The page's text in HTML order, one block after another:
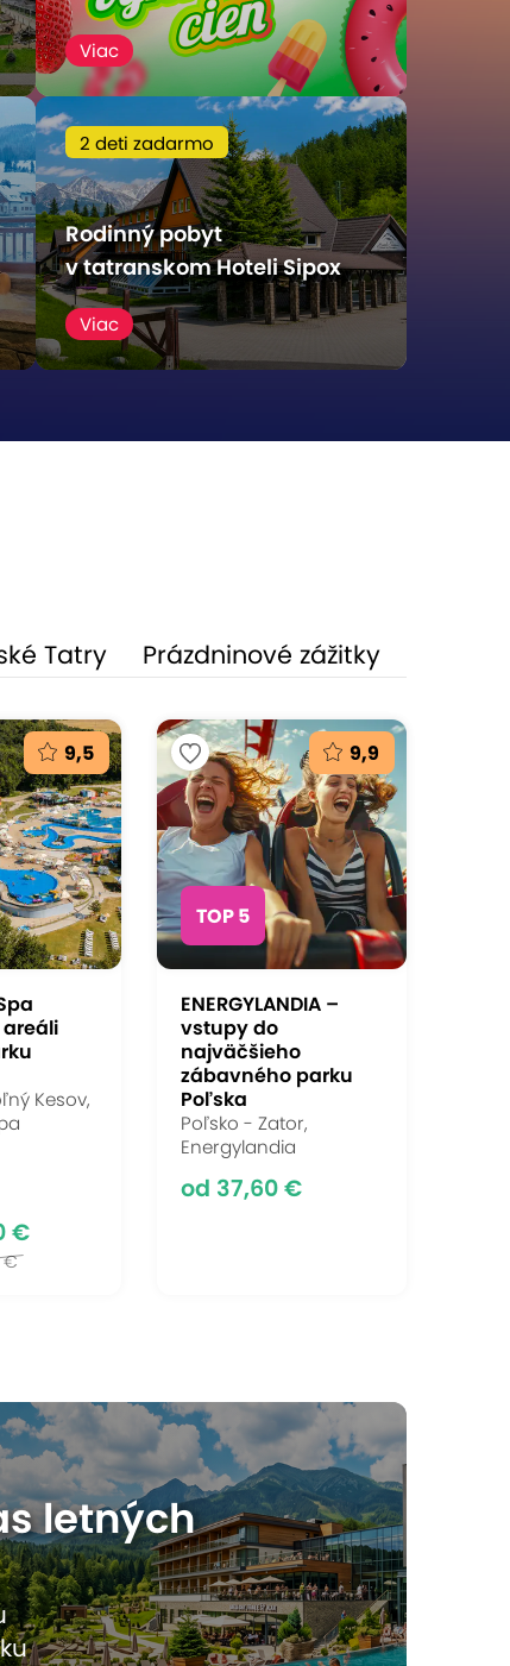
Viac
2 deti zadarmo
Rodinný pobyt
v tatranskom Hoteli Sipox
Viac
Tatry Prázdninové zážitky
9,5
Kesov,
€
€
9,9
TOP 5
ENERGYLANDIA –
vstupy do
najväčšieho
zábavného parku
Poľska
Poľsko - Zator,
Energylandia
od 37,60 €
akcií
letných